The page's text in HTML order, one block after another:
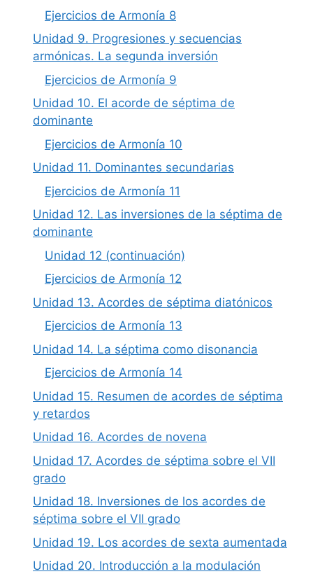
Ejercicios de Armonía 8
Unidad 9. Progresiones y secuencias
armónicas. La segunda inversión
Ejercicios de Armonía 9
Unidad 10. El acorde de séptima de
dominante
Ejercicios de Armonía 10
Unidad 11. Dominantes secundarias
Ejercicios de Armonía 11
Unidad 12. Las inversiones de la séptima de
dominante
Unidad 12 (continuación)
Ejercicios de Armonía 12
Unidad 13. Acordes de séptima diatónicos
Ejercicios de Armonía 13
Unidad 14. La séptima como disonancia
Ejercicios de Armonía 14
Unidad 15. Resumen de acordes de séptima
y retardos
Unidad 16. Acordes de novena
Unidad 17. Acordes de séptima sobre el VII
grado
Unidad 18. Inversiones de los acordes de
séptima sobre el VII grado
Unidad 19. Los acordes de sexta aumentada
Unidad 20. Introducción a la modulación